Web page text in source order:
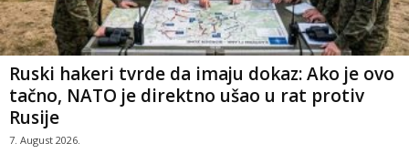
Ruski hakeri tvrde da imaju dokaz: Ako je ovo
tačno, NATO je direktno ušao u rat protiv
Rusije
7. August 2026.